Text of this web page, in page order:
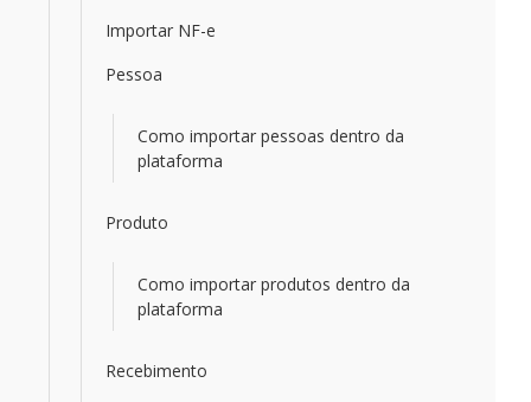
Importar NF-e
Pessoa
Como importar pessoas dentro da
plataforma
Produto
Como importar produtos dentro da
plataforma
Recebimento